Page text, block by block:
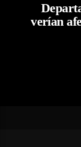
verían